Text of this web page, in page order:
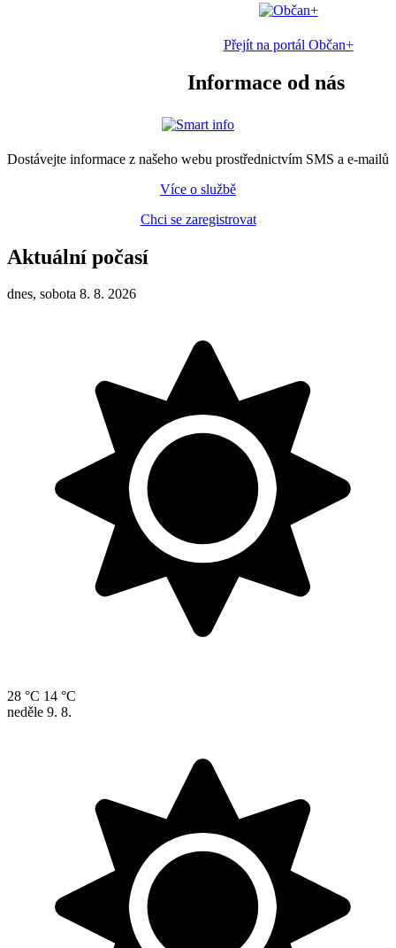
Přejít na portál Občan+
Informace od nás
Dostávejte informace z našeho webu prostřednictvím SMS a e-mailů
Více o službě
Chci se zaregistrovat
Aktuální počasí
dnes, sobota 8. 8. 2026
28 °C 14 °C
neděle 9. 8.